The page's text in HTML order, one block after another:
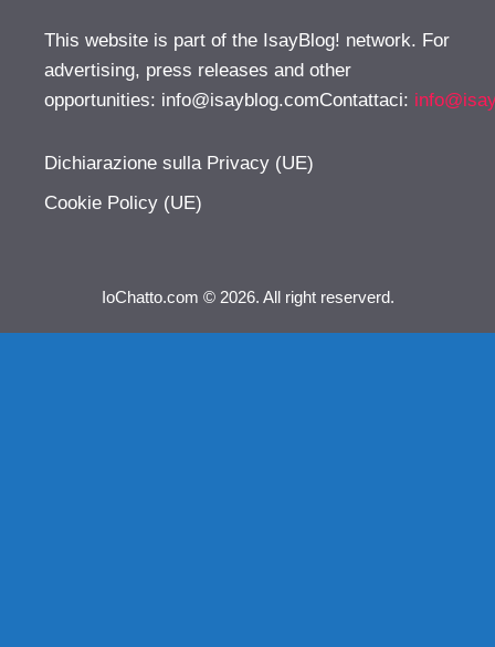
This website is part of the IsayBlog! network. For
advertising, press releases and other
opportunities: info@isayblog.comContattaci:
Dichiarazione sulla Privacy (UE)
Cookie Policy (UE)
IoChatto.com © 2026. All right reserverd.